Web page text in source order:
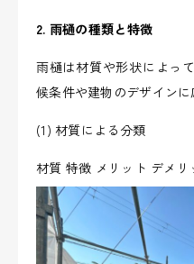
2. 雨樋の種類と特徴
雨樋は材質や形状によっ
候条件や建物のデザインに
(1) 材質による分類
材質 特徴 メリット デメリ